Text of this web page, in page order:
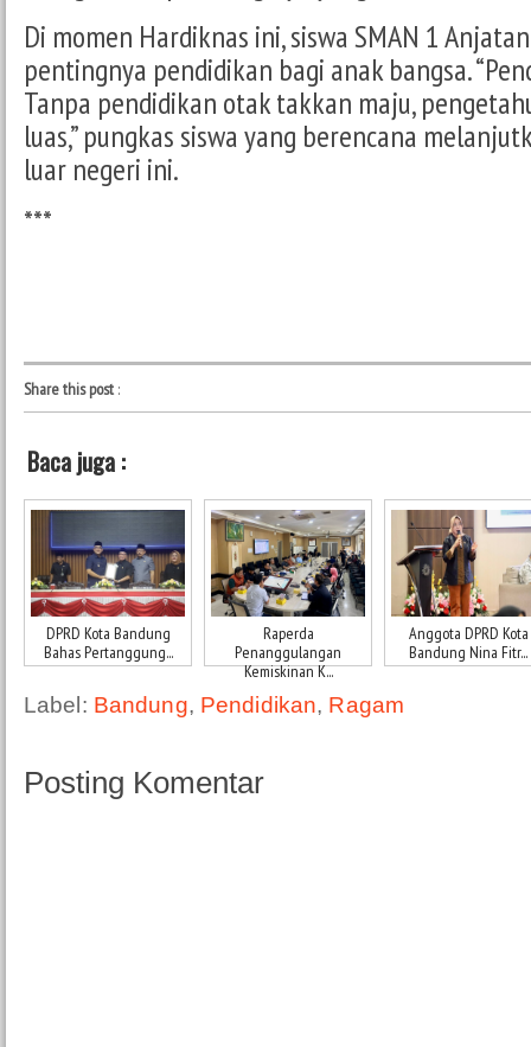
Di momen Hardiknas ini, siswa SMAN 1
pentingnya pendidikan bagi anak bangsa.
Tanpa pendidikan otak takkan maju,
luas,” pungkas siswa yang berencana
luar negeri ini.
***
Share this post:
Baca juga :
DPRD Kota Bandung
Bahas Pertanggung...
Raperda
Penanggulangan
Kemiskinan K...
Anggota DPRD Kota
Bandung Nina Fitr...
Label: Bandung, Pendidikan, Ragam
Posting Komentar